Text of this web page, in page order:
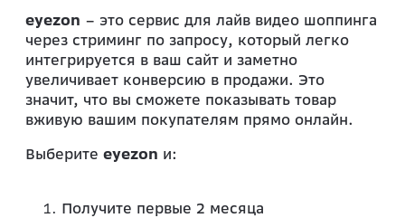
eyezon – это сервис для лайв видео шоппинга
через стриминг по запросу, который легко
интегрируется в ваш сайт и заметно
увеличивает конверсию в продажи. Это
значит, что вы сможете показывать товар
вживую вашим покупателям прямо онлайн.
Выберите eyezon и:
Получите первые 2 месяца